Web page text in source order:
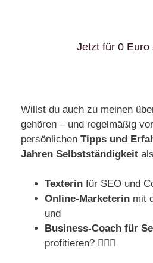
Jetzt für 0 Euro
Willst du auch zu meinen
gehören – und regelmäßig
persönlichen Tipps und
Jahren Selbstständigkeit als
Texterinfür SEO und
Online-Marketerinmit
und
Business-Coach für
profitieren? 🙋🏻‍♀️